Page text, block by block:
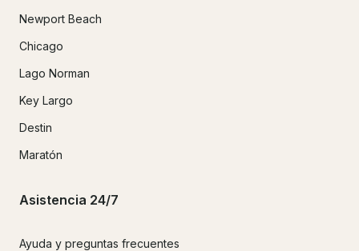
Newport Beach
Chicago
Lago Norman
Key Largo
Destin
Maratón
Asistencia 24/7
Ayuda y preguntas frecuentes